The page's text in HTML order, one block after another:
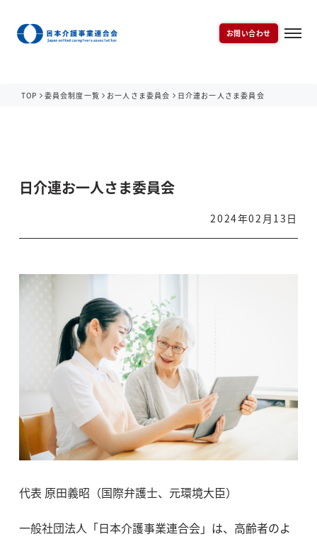
お問い合わせ
TOP 委員会制度一覧 お一人さま委員会 ⽇介連お一人さま委員会
⽇介連お一人さま委員会
2024年02月13日
代表 原⽥義昭（国際弁護⼠、元環境⼤⾂）
⼀般社団法⼈「⽇本介護事業連合会」は、⾼齢者のよ